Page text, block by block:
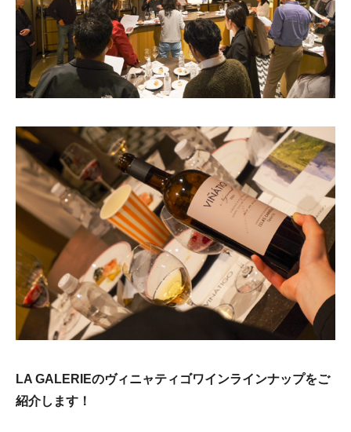
LA GALERIEのヴィニャティゴワインラインナップをご
紹介します！